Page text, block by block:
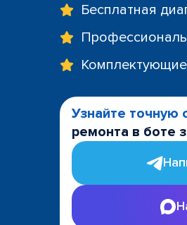
Бесплатная
Узнайте точную
ремонта в боте